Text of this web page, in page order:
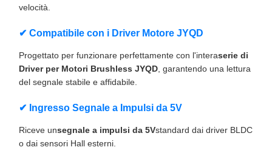
velocità.
✔ Compatibile con i Driver Motore JYQD
Progettato per funzionare perfettamente con l'interaserie di
Driver per Motori Brushless JYQD , garantendo una lettura
del segnale stabile e affidabile.
✔ Ingresso Segnale a Impulsi da 5V
Riceve unsegnale a impulsi da 5Vstandard dai driver BLDC
o dai sensori Hall esterni.